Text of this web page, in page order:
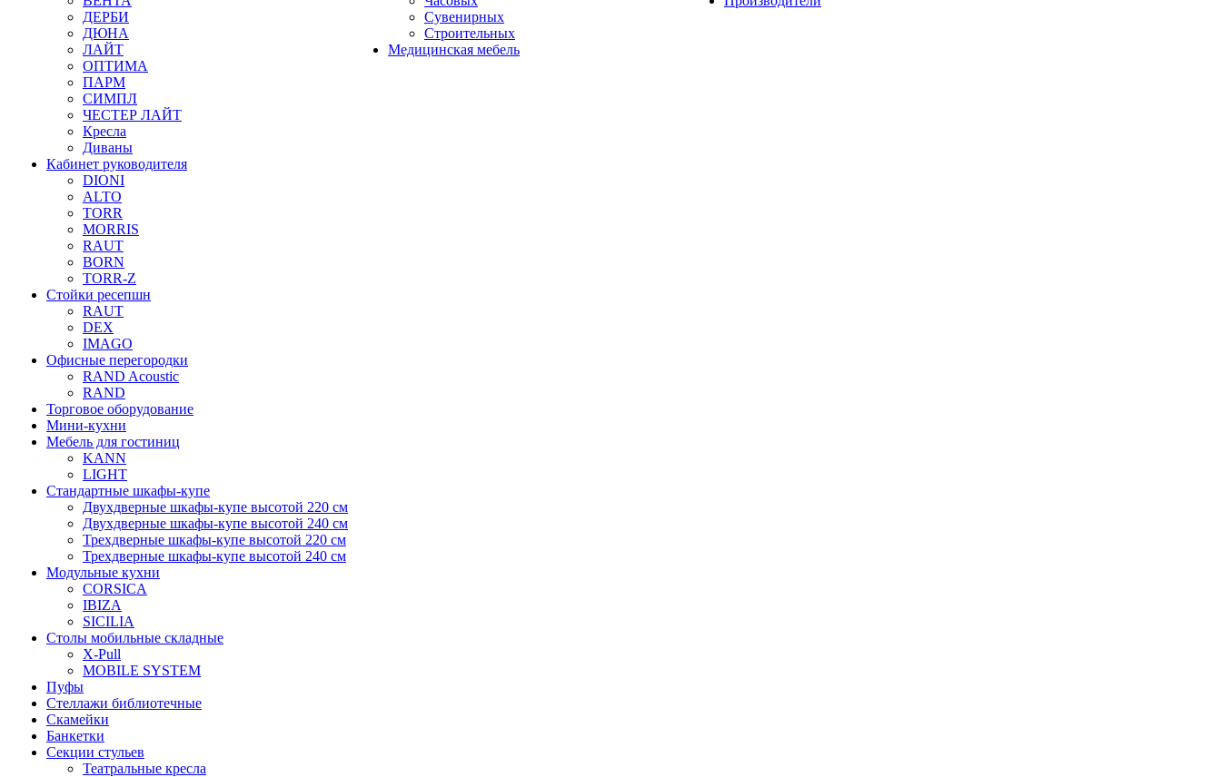
ДЕРБИ
ДЮНА
ЛАЙТ
ОПТИМА
ПАРМ
СИМПЛ
ЧЕСТЕР ЛАЙТ
Кресла
Диваны
Кабинет руководителя
DIONI
ALTO
TORR
MORRIS
RAUT
BORN
TORR-Z
Стойки ресепшн
RAUT
DEX
IMAGO
Офисные перегородки
RAND Acoustic
RAND
Торговое оборудование
Мини-кухни
Мебель для гостиниц
KANN
LIGHT
Стандартные шкафы-купе
Двухдверные шкафы-купе высотой 220 см
Двухдверные шкафы-купе высотой 240 см
Трехдверные шкафы-купе высотой 220 см
Трехдверные шкафы-купе высотой 240 см
Модульные кухни
CORSICA
IBIZA
SICILIA
Столы мобильные складные
X-Pull
MOBILE SYSTEM
Пуфы
Стеллажи библиотечные
Скамейки
Банкетки
Секции стульев
Театральные кресла
Сувенирных
Строительных
Медицинская мебель